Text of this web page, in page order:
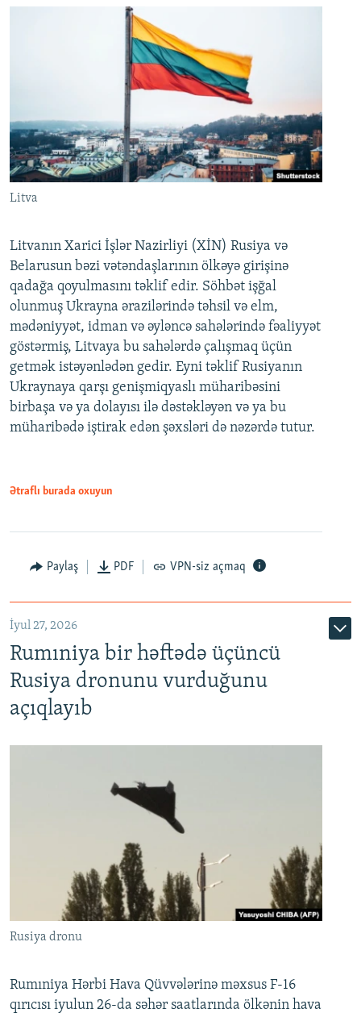
Litva
Litvanın Xarici İşlər Nazirliyi (XİN) Rusiya və
Belarusun bəzi vətəndaşlarının ölkəyə girişinə
qadağa qoyulmasını təklif edir. Söhbət işğal
olunmuş Ukrayna ərazilərində təhsil və elm,
mədəniyyət, idman və əyləncə sahələrində fəaliyyət
göstərmiş, Litvaya bu sahələrdə çalışmaq üçün
getmək istəyənlədən gedir. Eyni təklif Rusiyanın
Ukraynaya qarşı genişmiqyaslı müharibəsini
birbaşa və ya dolayısı ilə dəstəkləyən və ya bu
müharibədə iştirak edən şəxsləri də nəzərdə tutur.
Ətraflı burada oxuyun
Paylaş PDF VPN-siz açmaq
İyul 27, 2026
Rumıniya bir həftədə üçüncü
Rusiya dronunu vurduğunu
açıqlayıb
Rusiya dronu
Rumıniya Hərbi Hava Qüvvələrinə məxsus F-16
qırıcısı iyulun 26-da səhər saatlarında ölkənin hava